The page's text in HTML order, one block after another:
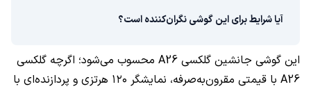
آیا شرایط برای این گوشی نگران‌کننده است؟
این گوشی جانشین گلکسی A26 محسوب می‌شود؛ اگرچه گلکسی
A26 با قیمتی مقرون‌به‌صرفه، نمایشگر ۱۲۰ هرتزی و پردازنده‌ای با